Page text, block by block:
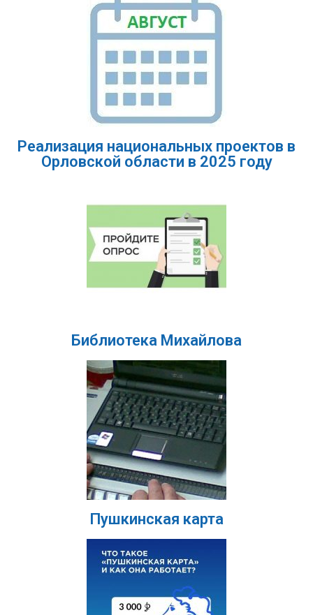
Реализация национальных проектов в
Орловской области в 2025 году
Библиотека Михайлова
Пушкинская карта